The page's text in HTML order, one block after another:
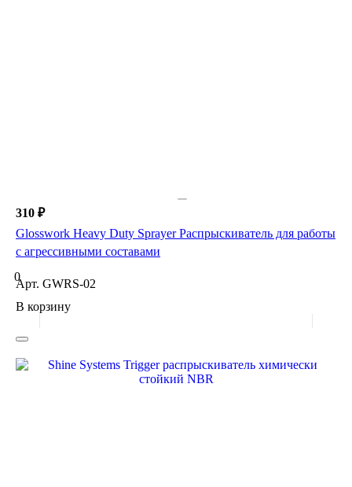
310 ₽
Glosswork Heavy Duty Sprayer Распрыскиватель для работы
с агрессивными составами
0
Арт. GWRS-02
В корзину